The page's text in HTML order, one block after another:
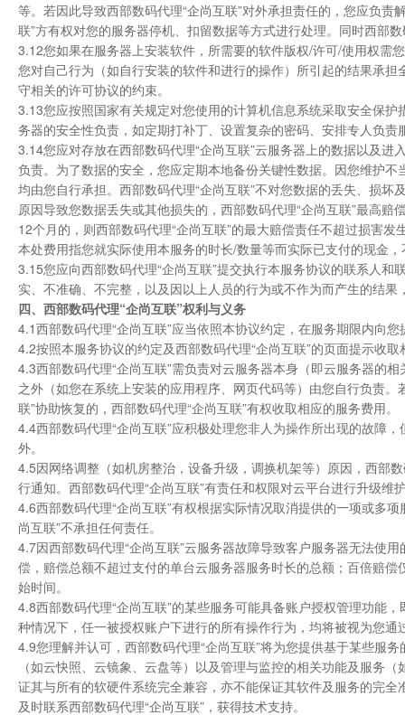
等。若因此导致西部数码代理“企尚互联”对外承担责任的，您应负
联”方有权对您的服务器停机、扣留数据等方式进行处理。同时西部
3.12您如果在服务器上安装软件，所需要的软件版权/许可/使用权需
您对自己行为（如自行安装的软件和进行的操作）所引起的结果承
守相关的许可协议的约束。
3.13您应按照国家有关规定对您使用的计算机信息系统采取安全保
务器的安全性负责，如定期打补丁、设置复杂的密码、安排专人负
3.14您应对存放在西部数码代理“企尚互联”云服务器上的数据以及
负责。为了数据的安全，您应定期本地备份关键性数据。因您维护
均由您自行承担。西部数码代理“企尚互联”不对您数据的丢失、损
原因导致您数据丢失或其他损失的，西部数码代理“企尚互联”最高
12个月的，则西部数码代理“企尚互联”的最大赔偿责任不超过损害
本处费用指您就实际使用本服务的时长/数量等而实际已支付的现金
3.15您应向西部数码代理“企尚互联”提交执行本服务协议的联系人
实、不准确、不完整，以及因以上人员的行为或不作为而产生的结果
四、西部数码代理“企尚互联”权利与义务
4.1西部数码代理“企尚互联”应当依照本协议约定，在服务期限内向
4.2按照本服务协议的约定及西部数码代理“企尚互联”的页面提示收取
4.3西部数码代理“企尚互联”需负责对云服务器本身（即云服务器的
之外（如您在系统上安装的应用程序、网页代码等）由您自行负责
联”协助恢复的，西部数码代理“企尚互联”有权收取相应的服务费用。
4.4西部数码代理“企尚互联”应积极处理您非人为操作所出现的故障
外。
4.5因网络调整（如机房整治，设备升级，调换机架等）原因，西部
行通知。西部数码代理“企尚互联”有责任和权限对云平台进行升级
4.6西部数码代理“企尚互联”有权根据实际情况取消提供的一项或多
尚互联”不承担任何责任。
4.7因西部数码代理“企尚互联”云服务器故障导致客户服务器无法使
偿，赔偿总额不超过支付的单台云服务器服务时长的总额；百倍赔
始时间。
4.8西部数码代理“企尚互联”的某些服务可能具备账户授权管理功能
种情况下，任一被授权账户下进行的所有操作行为，均将被视为您
4.9您理解并认可，西部数码代理“企尚互联”将为您提供基于某些服
（如云快照、云镜象、云盘等）以及管理与监控的相关功能及服务
证其与所有的软硬件系统完全兼容，亦不能保证其软件及服务的完
及时联系西部数码代理“企尚互联”，获得技术支持。